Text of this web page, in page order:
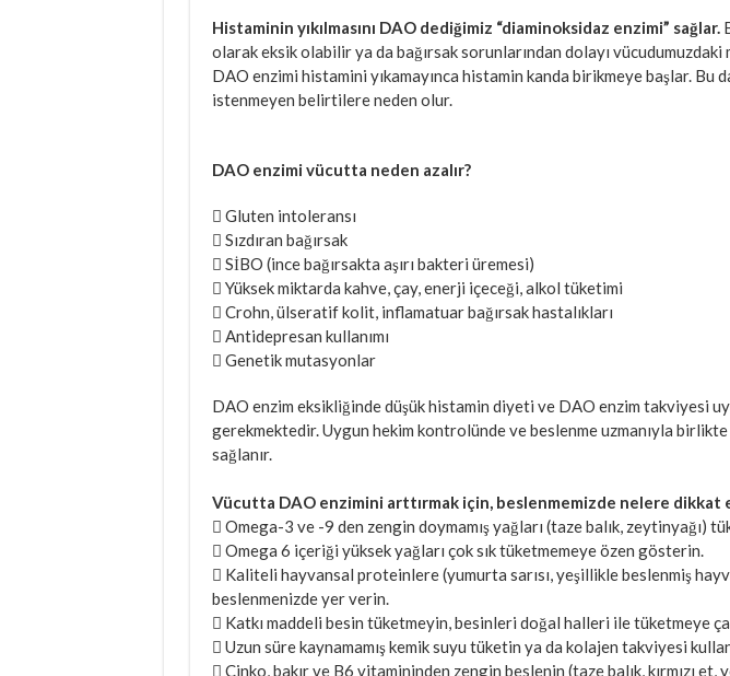
Histaminin yıkılmasını DAO dediğimiz “diaminoksidaz enzimi” sağlar.
olarak eksik olabilir ya da bağırsak sorunlarından dolayı vücudumuzdaki
DAO enzimi histamini yıkamayınca histamin kanda birikmeye başlar. Bu
istenmeyen belirtilere neden olur.
DAO enzimi vücutta neden azalır?
 Gluten intoleransı
 Sızdıran bağırsak
 SİBO (ince bağırsakta aşırı bakteri üremesi)
 Yüksek miktarda kahve, çay, enerji içeceği, alkol tüketimi
 Crohn, ülseratif kolit, inflamatuar bağırsak hastalıkları
 Antidepresan kullanımı
 Genetik mutasyonlar
DAO enzim eksikliğinde düşük histamin diyeti ve DAO enzim takviyesi
gerekmektedir. Uygun hekim kontrolünde ve beslenme uzmanıyla birlikte
sağlanır.
Vücutta DAO enzimini arttırmak için, beslenmemizde nelere dikkat
 Omega-3 ve -9 den zengin doymamış yağları (taze balık, zeytinyağı)
 Omega 6 içeriği yüksek yağları çok sık tüketmemeye özen gösterin.
 Kaliteli hayvansal proteinlere (yumurta sarısı, yeşillikle beslenmiş
beslenmenizde yer verin.
 Katkı maddeli besin tüketmeyin, besinleri doğal halleri ile tüketmeye
 Uzun süre kaynamamış kemik suyu tüketin ya da kolajen takviyesi
 Çinko, bakır ve B6 vitamininden zengin beslenin (taze balık, kırmızı et,